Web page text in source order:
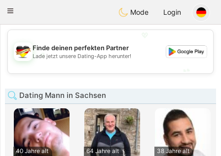
DeutschDating
Toggle
Mode Login
💖
💕
Finde deinen perfekten Partner
Lade jetzt unsere Dating-App herunter!
Dating Mann in Sachsen
40 Jahre alt
64 Jahre alt
38 Jahre alt